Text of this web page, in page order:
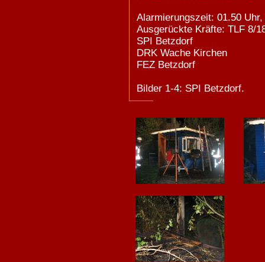
Alarmierungszeit: 01.50
Ausgerückte Kräfte: TLF 8/
SPI Betzdorf
DRK Wache Kirchen
FEZ Betzdorf
Bilder 1-4: SPI Betzdorf.